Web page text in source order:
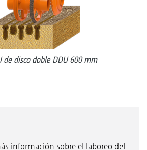
disco doble DDU 600 mm
información sobre el laboreo del